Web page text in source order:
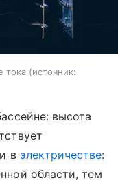
тока
источник:
высота
в электричестве:
области, тем